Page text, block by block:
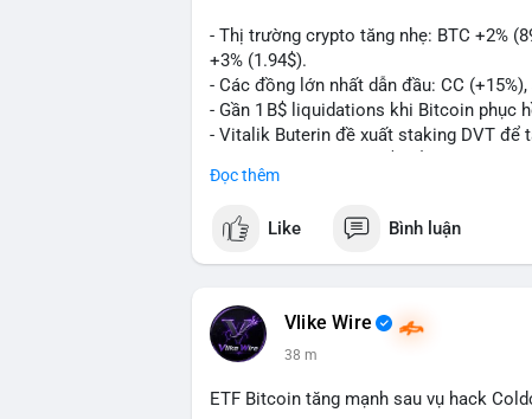
- Thị trường crypto tăng nhẹ: BTC +2%
+3% (1.94$).
- Các đồng lớn nhất dẫn đầu: CC (+15%),
- Gần 1 B$ liquidations khi Bitcoin phục
- Vitalik Buterin đề xuất staking DVT để
- Thượng viện Mỹ tiến hành dự thảo
dụng giá trị giảm để bù đắp biến động.
- Cơ quan quản lý Hồng Kông bắt đầu
- Tòa án Nga công nhận crypto là tài
dân sự.
- Trump hy vọng ký luật cơ cấu thị
Ethereum.
Đọc thêm
Like Bình luận
Vlike Wire
38 m
ETF Bitcoin tăng mạnh sau vụ hack